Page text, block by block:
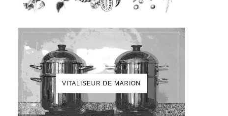
VITALISEUR DE MARION